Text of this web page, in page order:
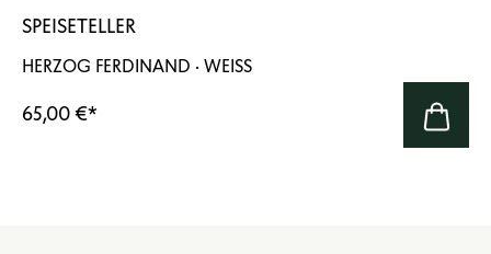
SPEISETELLER
HERZOG FERDINAND · WEISS
65,00 €*